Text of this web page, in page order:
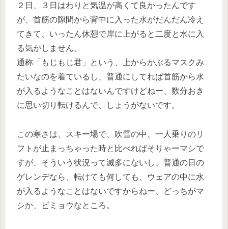
２日、３日はわりと気温が高くて良かったんです
が、首筋の隙間から背中に入った水がだんだん冷え
てきて、いったん休憩で岸に上がると二度と水に入
る気がしません。
通称「もじもじ君」という、上からかぶるマスクみ
たいなのを着ているし、普通にしてれば首筋から水
が入るようなことはないんですけどねー、数分おき
に思い切り転けるんで、しょうがないです。
この寒さは、スキー場で、吹雪の中、一人乗りのリ
フトが止まっちゃった時と比べればそりゃーマシで
すが、そういう状況って滅多にないし、普通の日の
ゲレンデなら、転けても何しても、ウェアの中に水
が入るようなことはないですからねー、どっちがマ
シか、ビミョウなところ。